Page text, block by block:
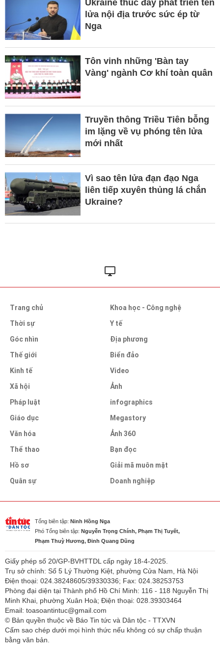
Ukraine thúc đẩy phát triển tên
lửa nội địa trước sức ép từ
Nga
Tôn vinh những 'Bàn tay
Vàng' ngành Cơ khí toàn quân
Truyền thông Triều Tiên bỗng
im lặng về vụ phóng tên lửa
mới nhất
Vì sao tên lửa đạn đạo Nga
liên tiếp xuyên thủng lá chắn
Ukraine?
Trang chủ
Thời sự
Góc nhìn
Thế giới
Kinh tế
Xã hội
Pháp luật
Giáo dục
Văn hóa
Thể thao
Hồ sơ
Quân sự
Khoa học - Công nghệ
Y tế
Địa phương
Biển đảo
Video
Ảnh
infographics
Megastory
Ảnh 360
Bạn đọc
Giải mã muôn mặt
Doanh nghiệp
Tổng biên tập: Ninh Hồng Nga
Phó Tổng biên tập: Nguyễn Trọng Chính, Phạm Thị Tuyết,
Phạm Thuỳ Hương, Đinh Quang Dũng
Giấy phép số 20/GP-BVHTTDL cấp ngày 18-4-2025.
Trụ sở chính: Số 5 Lý Thường Kiệt, phường Cửa Nam, Hà Nội
Điện thoại: 024.38248605/39330336; Fax: 024.38253753
Phòng đại diện tại Thành phố Hồ Chí Minh: 116 - 118 Nguyễn Thị
Minh Khai, phường Xuân Hoà; Điện thoại: 028.39303464
Email: toasoantintuc@gmail.com
© Bản quyền thuộc về Báo Tin tức và Dân tộc - TTXVN
Cấm sao chép dưới mọi hình thức nếu không có sự chấp thuận
bằng văn bản.